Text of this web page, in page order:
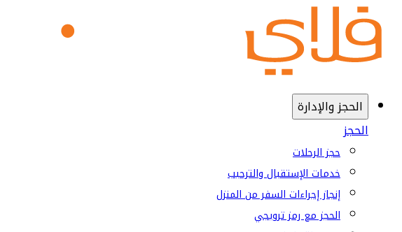
الحجز والإدارة
الحجز
حجز الرحلات
خدمات الإستقبال والترحيب
إنجاز إجراءات السفر من المنزل
الحجز مع رمز ترويجي